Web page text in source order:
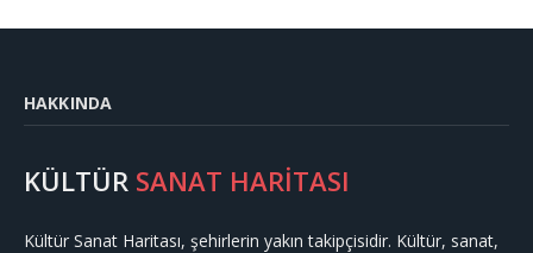
HAKKINDA
KÜLTÜR SANAT HARİTASI
Kültür Sanat Haritası, şehirlerin yakın takipçisidir. Kültür, sanat,